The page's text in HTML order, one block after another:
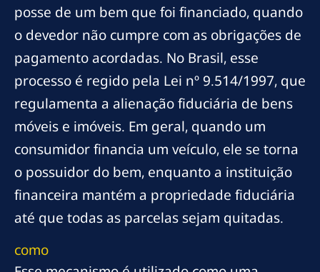
posse de um bem que foi financiado, quando
o devedor não cumpre com as obrigações de
pagamento acordadas. No Brasil, esse
processo é regido pela Lei nº 9.514/1997, que
regulamenta a alienação fiduciária de bens
móveis e imóveis. Em geral, quando um
consumidor financia um veículo, ele se torna
o possuidor do bem, enquanto a instituição
financeira mantém a propriedade fiduciária
até que todas as parcelas sejam quitadas.
como